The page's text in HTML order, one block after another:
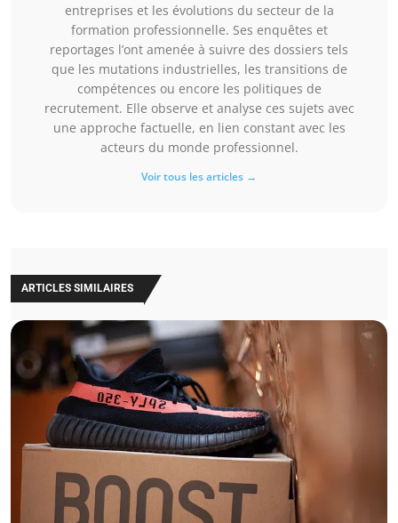
entreprises et les évolutions du secteur de la
formation professionnelle. Ses enquêtes et
reportages l’ont amenée à suivre des dossiers tels
que les mutations industrielles, les transitions de
compétences ou encore les politiques de
recrutement. Elle observe et analyse ces sujets avec
une approche factuelle, en lien constant avec les
acteurs du monde professionnel.
Voir tous les articles →
ARTICLES SIMILAIRES